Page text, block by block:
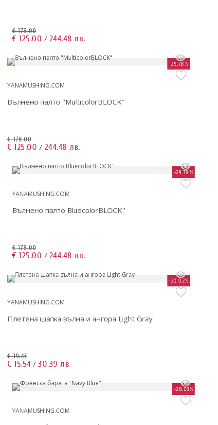
€ 178.00
€ 125.00 / 244.48 лв.
-29.78%
YANAMUSHING.COM
Вълнено палто "MulticolorBLOCK"
€ 178.00
€ 125.00 / 244.48 лв.
-29.78%
YANAMUSHING.COM
Вълнено палто BluecolorBLOCK"
€ 178.00
€ 125.00 / 244.48 лв.
-20.02%
YANAMUSHING.COM
Плетена шапка вълна и ангора Light Gray
€ 19.43
€ 15.54 / 30.39 лв.
-20.03%
YANAMUSHING.COM